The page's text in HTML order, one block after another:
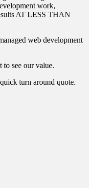
work,
AT LESS THAN
web development
to see our value.
turn around quote.